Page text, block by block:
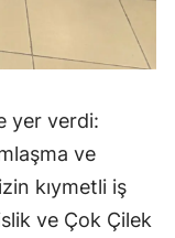
yer verdi:
ve
kıymetli iş
ve Çok Çilek